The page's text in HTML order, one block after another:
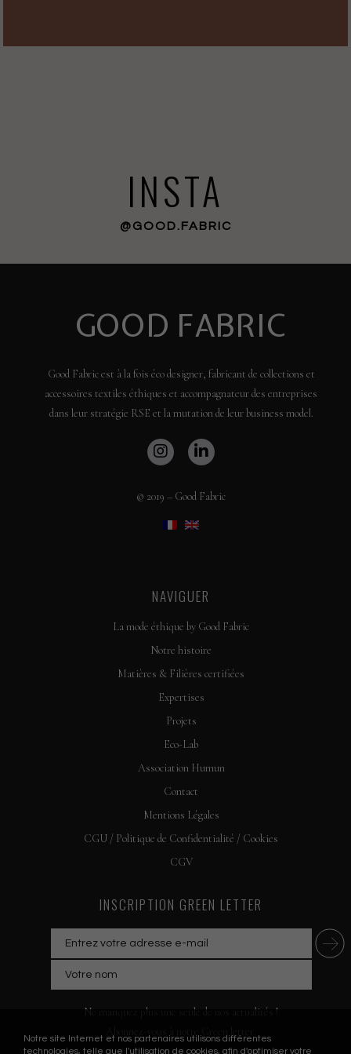
INSTA
@GOOD.FABRIC
INSCRIPTION GREEN LETTER
Ne manquez plus une seule de nos actualités !
GOOD FABRIC
Good Fabric est à la fois éco designer, fabricant de collections et
accessoires textiles éthiques et accompagnateur des entreprises
dans leur stratégie RSE et la mutation de leur business model.
© 2019 – Good Fabric
NAVIGUER
La mode éthique by Good Fabric
Notre histoire
Matières & Filières certifiées
Expertises
Projets
Eco-Lab
Association Humun
Contact
Mentions Légales
CGU / Politique de Confidentialité / Cookies
CGV
Notre site Internet et nos partenaires utilisons différentes
technologies, telle que l'utilisation de cookies, afin d'optimiser votre